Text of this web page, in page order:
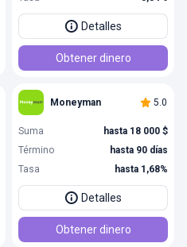
Detalles
Obtener dinero
Moneyman 5.0
Suma
hasta 18 000 $
Término
hasta 90 días
Tasa
hasta 1,68%
Detalles
Obtener dinero